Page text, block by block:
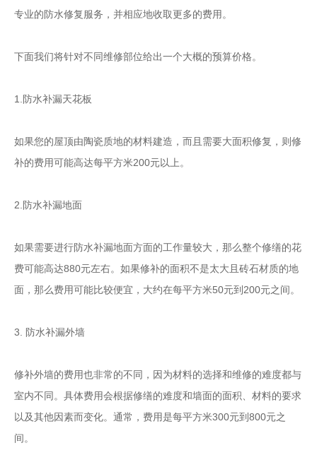
专业的防水修复服务，并相应地收取更多的费用。
下面我们将针对不同维修部位给出一个大概的预算价格。
1.防水补漏天花板
如果您的屋顶由陶瓷质地的材料建造，而且需要大面积修复，则修
补的费用可能高达每平方米200元以上。
2.防水补漏地面
如果需要进行防水补漏地面方面的工作量较大，那么整个修缮的花
费可能高达880元左右。如果修补的面积不是太大且砖石材质的地
面，那么费用可能比较便宜，大约在每平方米50元到200元之间。
3. 防水补漏外墙
修补外墙的费用也非常的不同，因为材料的选择和维修的难度都与
室内不同。具体费用会根据修缮的难度和墙面的面积、材料的要求
以及其他因素而变化。通常，费用是每平方米300元到800元之
间。